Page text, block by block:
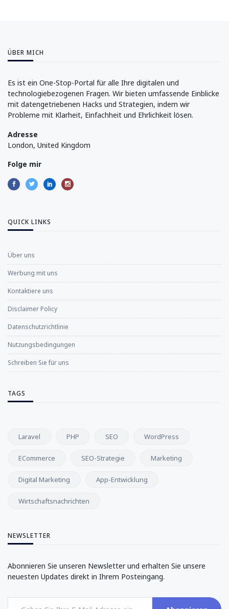
ÜBER MICH
Es ist ein One-Stop-Portal für alle Ihre digitalen und
technologiebezogenen Fragen. Wir bieten umfassende Einblicke
mit datengetriebenen Hacks und Strategien, indem wir
Probleme mit Klarheit, Einfachheit und Ehrlichkeit lösen.
Adresse
London, United Kingdom
Folge mir
QUICK LINKS
Über uns
Werbung mit uns
Kontaktiere uns
Disclaimer Policy
Datenschutzrichtlinie
Nutzungsbedingungen
Schreiben Sie für uns
TAGS
Laravel PHP SEO WordPress
ECommerce SEO-Strategie Marketing
Digital Marketing App-Entwicklung
Wirtschaftsnachrichten
NEWSLETTER
Abonnieren Sie unseren Newsletter und erhalten Sie unsere
neuesten Updates direkt in Ihrem Posteingang.